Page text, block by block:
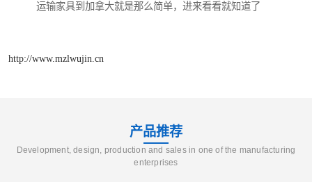
运输家具到加拿大就是那么简单，进来看看就知道了
http://www.mzlwujin.cn
产品推荐
Development, design, production and sales in one of the manufacturing
enterprises